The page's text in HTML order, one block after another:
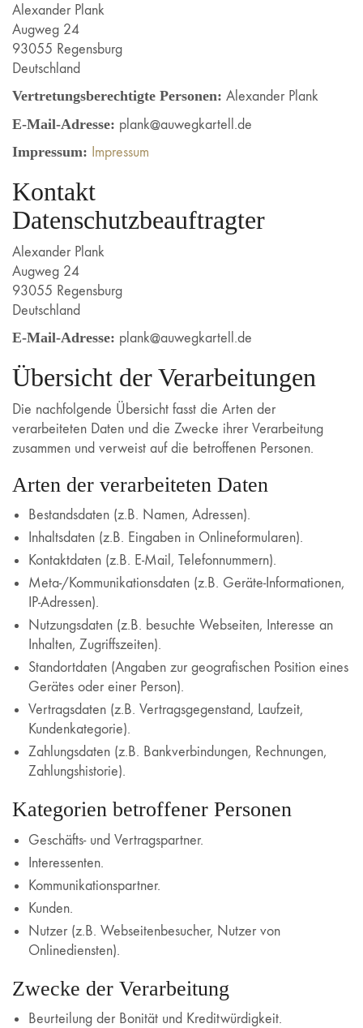
Alexander Plank
Augweg 24
93055 Regensburg
Deutschland
Vertretungsberechtigte Personen: Alexander Plank
E-Mail-Adresse: plank@auwegkartell.de
Impressum: Impressum
Kontakt
Datenschutzbeauftragter
Alexander Plank
Augweg 24
93055 Regensburg
Deutschland
E-Mail-Adresse: plank@auwegkartell.de
Übersicht der Verarbeitungen
Die nachfolgende Übersicht fasst die Arten der
verarbeiteten Daten und die Zwecke ihrer Verarbeitung
zusammen und verweist auf die betroffenen Personen.
Arten der verarbeiteten Daten
Bestandsdaten (z.B. Namen, Adressen).
Inhaltsdaten (z.B. Eingaben in Onlineformularen).
Kontaktdaten (z.B. E-Mail, Telefonnummern).
Meta-/Kommunikationsdaten (z.B. Geräte-Informationen,
IP-Adressen).
Nutzungsdaten (z.B. besuchte Webseiten, Interesse an
Inhalten, Zugriffszeiten).
Standortdaten (Angaben zur geografischen Position eines
Gerätes oder einer Person).
Vertragsdaten (z.B. Vertragsgegenstand, Laufzeit,
Kundenkategorie).
Zahlungsdaten (z.B. Bankverbindungen, Rechnungen,
Zahlungshistorie).
Kategorien betroffener Personen
Geschäfts- und Vertragspartner.
Interessenten.
Kommunikationspartner.
Kunden.
Nutzer (z.B. Webseitenbesucher, Nutzer von
Onlinediensten).
Zwecke der Verarbeitung
Beurteilung der Bonität und Kreditwürdigkeit.